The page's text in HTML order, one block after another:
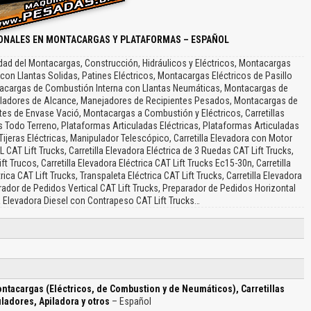
EN MONTACARGAS Y PLATAFORMAS – ESPAÑOL
del Montacargas, Construcción, Hidráulicos y Eléctricos, Montacargas
Llantas Solidas, Patines Eléctricos, Montacargas Eléctricos de Pasillo
de Combustión Interna con Llantas Neumáticas, Montacargas de
de Alcance, Manejadores de Recipientes Pesados, Montacargas de
de Envase Vació, Montacargas a Combustión y Eléctricos, Carretillas
Todo Terreno, Plataformas Articuladas Eléctricas, Plataformas Articuladas
Eléctricas, Manipulador Telescópico, Carretilla Elevadora con Motor
CAT Lift Trucks, Carretilla Elevadora Eléctrica de 3 Ruedas CAT Lift Trucks,
Trucos, Carretilla Elevadora Eléctrica CAT Lift Trucks Ec15-30n, Carretilla
CAT Lift Trucks, Transpaleta Eléctrica CAT Lift Trucks, Carretilla Elevadora
de Pedidos Vertical CAT Lift Trucks, Preparador de Pedidos Horizontal
Diesel con Contrapeso CAT Lift Trucks…
(Eléctricos, de Combustion y de Neumáticos), Carretillas
Apiladora y otros – Español